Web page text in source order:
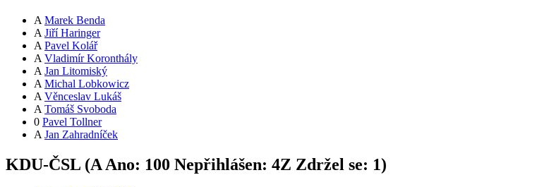
A Marek Benda
A Jiří Haringer
A Pavel Kolář
A Vladimír Koronthály
A Jan Litomiský
A Michal Lobkowicz
A Věnceslav Lukáš
A Tomáš Svoboda
0 Pavel Tollner
A Jan Zahradníček
KDU-ČSL (A Ano: 100 Nepřihlášen: 4Z Zdržel se: 1)